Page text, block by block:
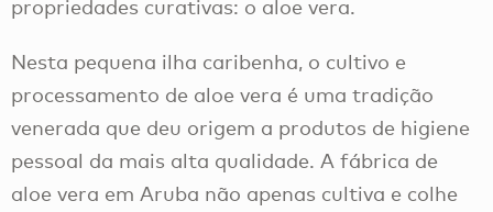
propriedades curativas: o aloe vera.
Nesta pequena ilha caribenha, o cultivo e
processamento de aloe vera é uma tradição
venerada que deu origem a produtos de higiene
pessoal da mais alta qualidade. A fábrica de
aloe vera em Aruba não apenas cultiva e colhe